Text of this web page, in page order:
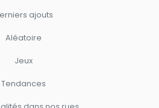
ajouts
Aléatoire
Jeux
Tendances